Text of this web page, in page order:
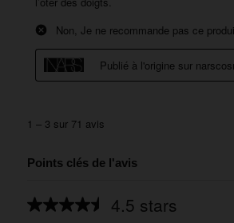
Points clés de l'avis
4.5 stars
Average